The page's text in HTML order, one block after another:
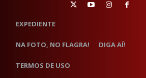
EXPEDIENTE
NA FOTO, NO FLAGRA! DIGA AÍ!
TERMOS DE USO